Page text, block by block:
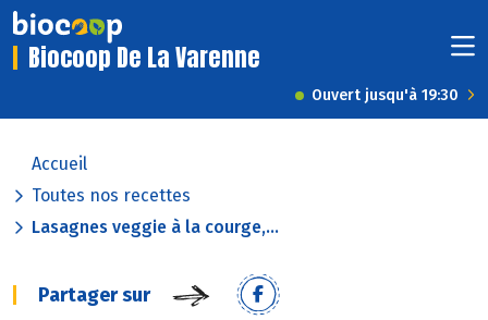
Biocoop De La Varenne
Ouvert jusqu'à 19:30
Accueil
Toutes nos recettes
Lasagnes veggie à la courge,...
Partager sur